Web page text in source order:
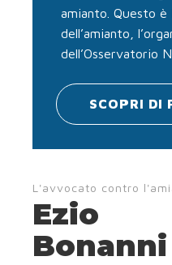
amianto. Questo è
dell’amianto,
dell’Osservatorio
SCOPRI DI
L'avvocato contro
Ezio
Bonanni